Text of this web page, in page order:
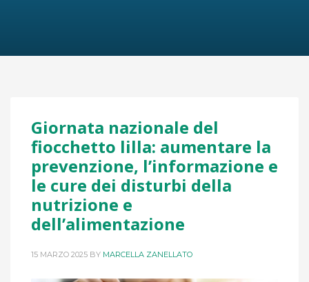
Giornata nazionale del
fiocchetto lilla: aumentare la
prevenzione, l’informazione e
le cure dei disturbi della
nutrizione e
dell’alimentazione
15 MARZO 2025 BY MARCELLA ZANELLATO